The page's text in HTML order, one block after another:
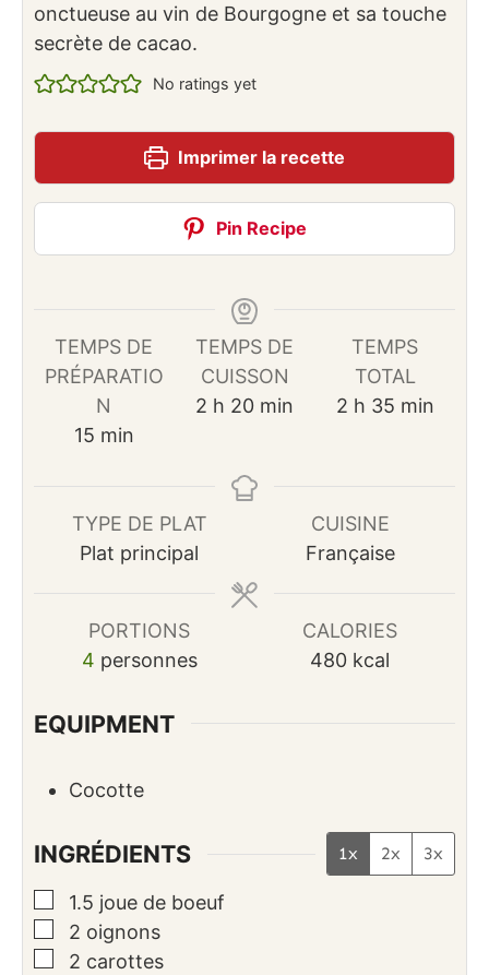
onctueuse au vin de Bourgogne et sa touche
secrète de cacao.
No ratings yet
Imprimer la recette
Pin Recipe
TEMPS DE
PRÉPARATIO
N
15minutes
min
TEMPS DE
CUISSON
2 heures
h 20minutes
min
TEMPS
TOTAL
2heures
h 35minutes
min
TYPE DE PLAT
Plat principal
CUISINE
Française
PORTIONS
4 personnes
CALORIES
480 kcal
EQUIPMENT
Cocotte
INGRÉDIENTS 1x 2x 3x
▢
1.5 joue de boeuf
▢
2 oignons
▢
2 carottes